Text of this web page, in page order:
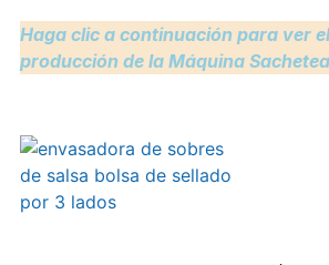
Haga clic a continuación para ver
producción de la Máquina